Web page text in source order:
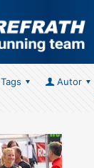
Tags
Autor